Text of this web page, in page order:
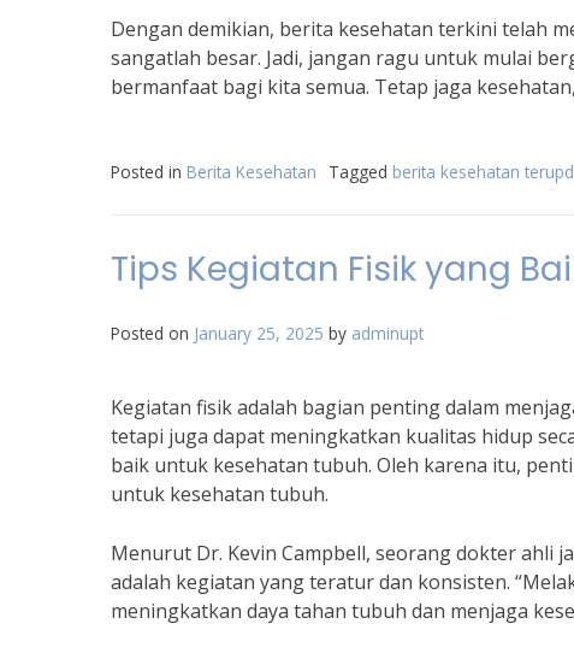
Dengan demikian, berita kesehatan terkini telah
sangatlah besar. Jadi, jangan ragu untuk mulai
bermanfaat bagi kita semua. Tetap jaga
Posted in Berita Kesehatan Tagged berita kesehatan
Tips Kegiatan Fisik yang
Posted on January 25, 2025 by adminupt
Kegiatan fisik adalah bagian penting dalam
tetapi juga dapat meningkatkan kualitas hidup
baik untuk kesehatan tubuh. Oleh karena itu,
untuk kesehatan tubuh.
Menurut Dr. Kevin Campbell, seorang dokter ahli
adalah kegiatan yang teratur dan konsisten.
meningkatkan daya tahan tubuh dan menjaga